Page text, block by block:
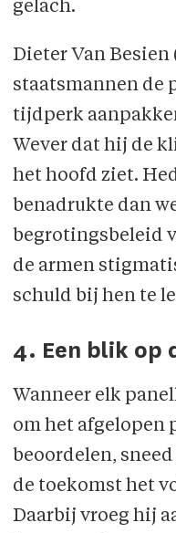
gelach.
Dieter Van
staatsmannen de
tijdperk
Wever dat hij de
het hoofd ziet.
benadrukte dan
begrotingsbeleid
de armen
schuld bij hen te
4. Een blik op
Wanneer elk
om het afgelopen
beoordelen,
de toekomst het
Daarbij vroeg hij